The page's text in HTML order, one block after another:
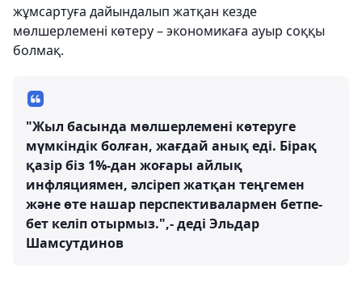
жұмсартуға дайындалып жатқан кезде
мөлшерлемені көтеру – экономикаға ауыр соққы
болмақ.
"Жыл басында мөлшерлемені көтеруге
мүмкіндік болған, жағдай анық еді. Бірақ
қазір біз 1%-дан жоғары айлық
инфляциямен, әлсіреп жатқан теңгемен
және өте нашар перспективалармен бетпе-
бет келіп отырмыз.",- деді Эльдар
Шамсутдинов